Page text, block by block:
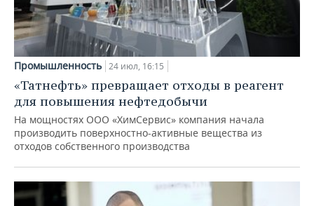
Промышленность 24 июл, 16:15
«Татнефть» превращает отходы в реагент
для повышения нефтедобычи
На мощностях ООО «ХимСервис» компания начала
производить поверхностно-активные вещества из
отходов собственного производства